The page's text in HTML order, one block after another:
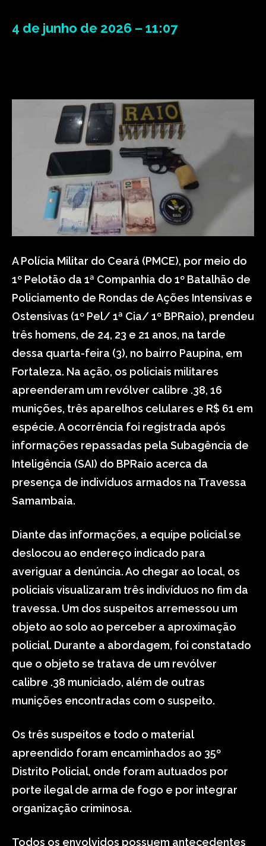
4 de junho de 2026 – 11:07
A Polícia Militar do Ceará (PMCE), por meio do
1º Pelotão da 1ª Companhia do 1º Batalhão de
Policiamento de Rondas de Ações Intensivas e
Ostensivas (1º Pel/ 1ª Cia/ 1º BPRaio), prendeu
três homens, de 24, 23 e 21 anos, na tarde
dessa quarta-feira (3), no bairro Paupina, em
Fortaleza. Na ação, os policiais militares
apreenderam um revólver calibre .38, 16
munições, três aparelhos celulares e R$ 61 em
espécie. A ocorrência foi registrada após
informações repassadas pela Subagência de
Inteligência (SAI) do BPRaio acerca da
presença de indivíduos armados na Travessa
Samambaia.
Diante das informações, a equipe policial se
deslocou ao endereço indicado para
averiguar a denúncia. Ao chegar ao local, os
policiais visualizaram três indivíduos no fim da
travessa. Um dos suspeitos arremessou um
objeto ao solo ao perceber a aproximação
policial. Durante a abordagem, foi constatado
que o objeto se tratava de um revólver
calibre .38 municiado, além de outras
munições encontradas com o suspeito.
Os três suspeitos e todo o material
apreendido foram encaminhados ao 35º
Distrito Policial, onde foram autuados por
porte ilegal de arma de fogo e por integrar
organização criminosa.
Todos os envolvidos possuem antecedentes